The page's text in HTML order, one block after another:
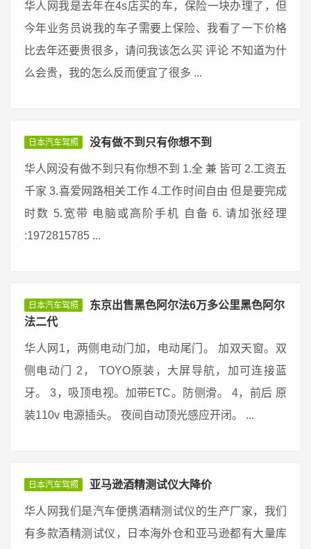
华人网我是去年在4s店买的车，保险一块办理了，但
今年业务员说我的车子需要上保险、我看了一下价格
比去年还要贵很多，请问我该怎么买 评论 不知道为什
么会贵，我的怎么反而便宜了很多 ...
日本汽车驾照 没有做不到只有你想不到
华人网没有做不到只有你想不到 1.全 兼 皆可 2.工资五
千家 3.喜爱网路相关工作 4.工作时间自由 但是要完成
时数 5.宽带 电脑或高阶手机 自备 6. 请加张经理
:1972815785 ...
日本汽车驾照
东京出售黑色阿尔法6万多公里黑色阿尔
法二代
华人网1，两侧电动门加，电动尾门。 加双天窗。双
侧电动门 2， TOYO原装，大屏导航，加可连接蓝
牙。 3，吸顶电视。加带ETC。防侧滑。 4，前后 原
装110v 电源插头。 夜间自动顶光感应开闭。 ...
日本汽车驾照 亚马逊酒精测试仪大降价
华人网我们是汽车便携酒精测试仪的生产厂家，我们
有多款酒精测试仪，日本海外仓和亚马逊都有大量库